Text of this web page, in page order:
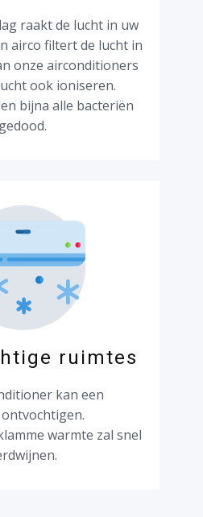
raakt de lucht in uw
airco filtert de lucht in
onze airconditioners
ook ioniseren.
bijna alle bacteriën
gedood.
ruimtes
kan een
warmte zal snel